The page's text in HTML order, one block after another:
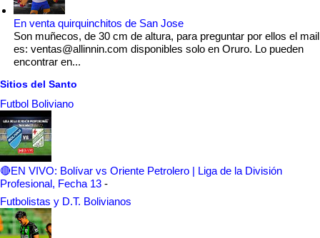
En venta quirquinchitos de San Jose
Son muñecos, de 30 cm de altura, para preguntar por ellos el mail
es: ventas@allinnin.com disponibles solo en Oruro. Lo pueden
encontrar en...
Sitios del Santo
Futbol Boliviano
🔴EN VIVO: Bolívar vs Oriente Petrolero | Liga de la División
Profesional, Fecha 13 -
Futbolistas y D.T. Bolivianos